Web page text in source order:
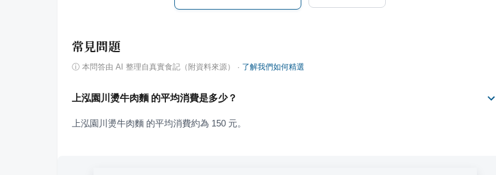
常見問題
ⓘ 本問答由 AI 整理自真實食記（附資料來源） · 了解我們如何精選
上泓園川燙牛肉麵 的平均消費是多少？
上泓園川燙牛肉麵 的平均消費約為 150 元。